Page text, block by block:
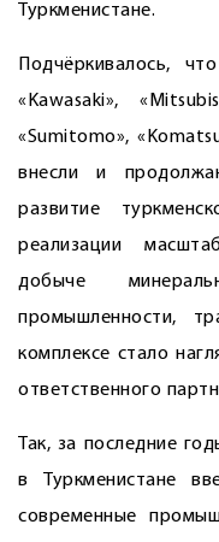
Туркменистане.
Подчёркивалось,
«Kawasaki»,
«Sumitomo»,
внесли и
развитие
реализации
добыче
промышленности,
комплексе стало
ответственного
Так, за последние
в Туркменистане
современные